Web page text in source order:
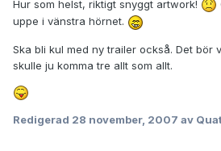
Hur som helst, riktigt snyggt artwork!
uppe i vänstra hörnet.
Ska bli kul med ny trailer också. Det bör
skulle ju komma tre allt som allt.
Redigerad 28 november, 2007 av